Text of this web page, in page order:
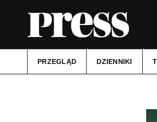
PRZEGLĄD DZIENNIKI